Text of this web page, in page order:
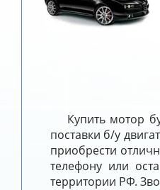
Купить мотор
поставки б/у
приобрести
телефону или
территории РФ.